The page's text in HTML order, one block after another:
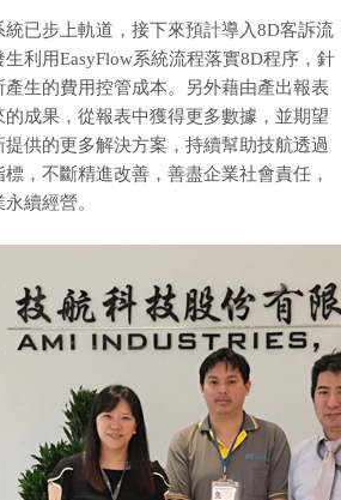
步上軌道，接下來預計導入8D客訴流
利用EasyFlow系統流程落實8D程序，針
生的費用控管成本。另外藉由產出報表
成果，從報表中獲得更多數據，並期望
供的更多解決方案，持續幫助技航透過
，不斷精進改善，善盡企業社會責任，
續經營。